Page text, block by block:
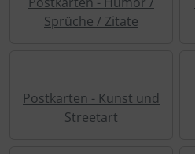
Sprüche / Zitate
Postkarten - Kunst und
Streetart